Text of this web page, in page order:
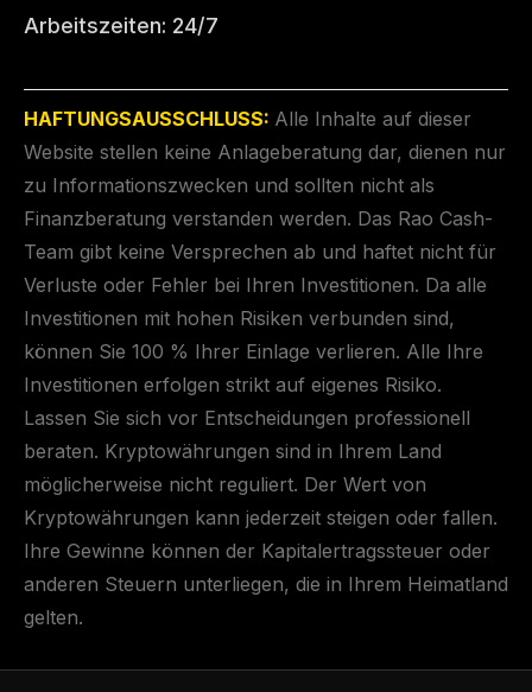
Arbeitszeiten: 24/7
HAFTUNGSAUSSCHLUSS: Alle Inhalte auf dieser
Website stellen keine Anlageberatung dar, dienen nur
zu Informationszwecken und sollten nicht als
Finanzberatung verstanden werden. Das Rao Cash-
Team gibt keine Versprechen ab und haftet nicht für
Verluste oder Fehler bei Ihren Investitionen. Da alle
Investitionen mit hohen Risiken verbunden sind,
können Sie 100 % Ihrer Einlage verlieren. Alle Ihre
Investitionen erfolgen strikt auf eigenes Risiko.
Lassen Sie sich vor Entscheidungen professionell
beraten. Kryptowährungen sind in Ihrem Land
möglicherweise nicht reguliert. Der Wert von
Kryptowährungen kann jederzeit steigen oder fallen.
Ihre Gewinne können der Kapitalertragssteuer oder
anderen Steuern unterliegen, die in Ihrem Heimatland
gelten.